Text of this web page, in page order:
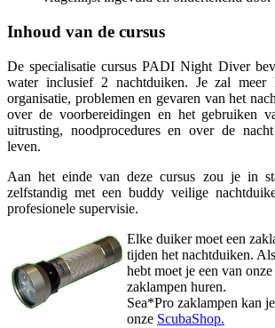
Inhoud van de cursus
De specialisatie cursus PADI Night Diver
water inclusief 2 nachtduiken. Je zal meer
organisatie, problemen en gevaren van het
over de voorbereidingen en het gebruiken
uitrusting, noodprocedures en over de
leven.
Aan het einde van deze cursus zou je in
zelfstandig met een buddy veilige
profesionele supervisie.
Elke duiker moet een
tijden het nachtduiken.
hebt moet je een van
zaklampen huren.
Sea*Pro zaklampen kan
onze ScubaShop.